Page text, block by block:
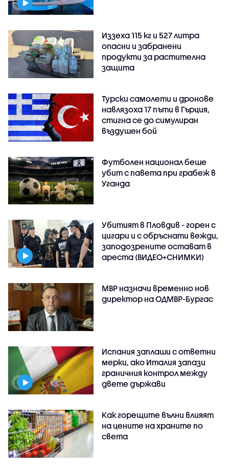
Иззеха 115 кг и 527 литра
опасни и забранени
продукти за растителна
защита
Турски самолети и дронове
навлязоха 17 пъти в Гърция,
стигна се до симулиран
въздушен бой
Футболен национал беше
убит с павета при грабеж в
Уганда
Убитият в Пловдив - горен с
цигари и с обръснати вежди,
заподозрените остават в
ареста (ВИДЕО+СНИМКИ)
МВР назначи временно нов
директор на ОДМВР-Бургас
Испания заплаши с ответни
мерки, ако Италия запази
граничния контрол между
двете държави
Как горещите вълни влияят
на цените на храните по
света